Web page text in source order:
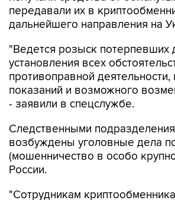
передавали их в
дальнейшего направления на
"Ведется розыск потерпевших
установления всех
противоправной
показаний и возможного
- заявили в спецслужбе.
Следственными
возбуждены уголовные дела по
(мошенничество в особо
России.
"Сотрудникам